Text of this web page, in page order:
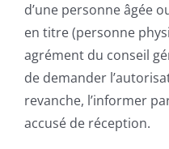
d’une personne âgée
en titre (personne
agrément du conseil
de demander
revanche, l’informer
accusé de réception.